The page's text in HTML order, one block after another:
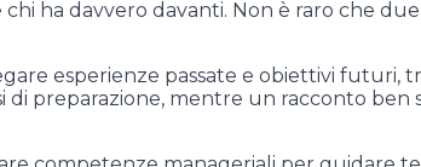
ha davvero davanti. Non è raro che
esperienze passate e obiettivi futuri,
di preparazione, mentre un racconto